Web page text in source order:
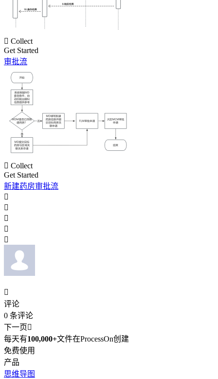
 Collect
Get Started
审批流
 Collect
Get Started
新建药房审批流






评论
0 条评论
下一页
每天有100,000+文件在ProcessOn创建
免费使用
产品
思维导图